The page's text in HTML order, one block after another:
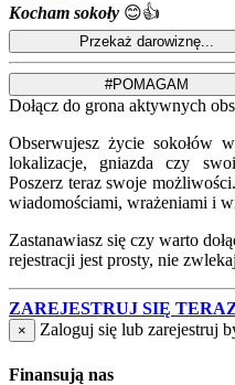
Kocham sokoły 😊👍
Dołącz do grona aktywnych
Obserwujesz życie sokołów
lokalizacje, gniazda czy
Poszerz teraz swoje
wiadomościami, wrażeniami i
Zastanawiasz się czy warto
rejestracji jest prosty, nie
ZAREJESTRUJ SIĘ
× Zaloguj się lub zarejestruj
Finansują nas